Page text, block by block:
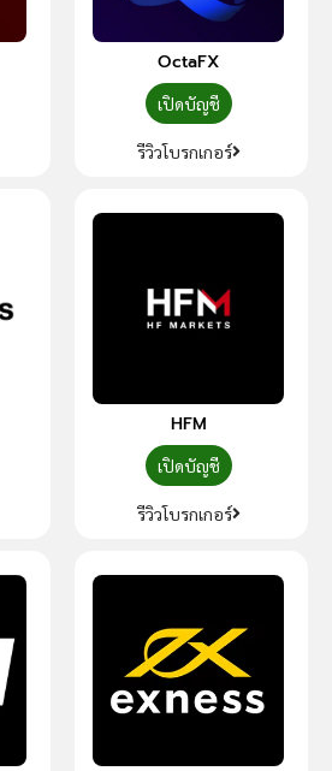
OctaFX
เปิดบัญชี
รีวิวโบรกเกอร์
HFM
เปิดบัญชี
รีวิวโบรกเกอร์